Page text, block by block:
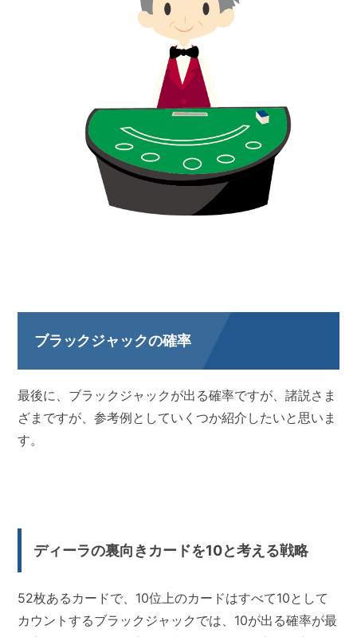
ブラックジャックの確率
最後に、ブラックジャックが出る確率ですが、諸説さま
ざまですが、参考例としていくつか紹介したいと思いま
す。
ディーラの裏向きカードを10と考える戦略
52枚あるカードで、10位上のカードはすべて10として
カウントするブラックジャックでは、10が出る確率が最